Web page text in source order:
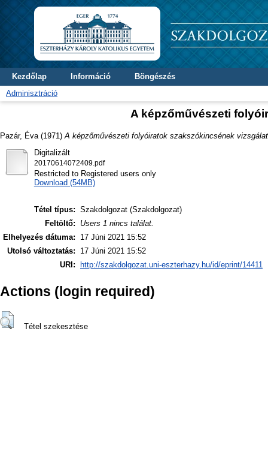
Kezdőlap Információ
Böngészés
Adminisztráció
A képzőművészeti
Pazár, Éva (1971) A képzőművészeti folyóiratok szakszókincsének
Digitalizált
20170614072409.pdf
Restricted to Registered users only
Download (54MB)
Tétel típus: Szakdolgozat (Szakdolgozat)
Feltöltő:
Users 1 nincs találat.
Elhelyezés dátuma:
17 Júni 2021 15:52
Utolsó változtatás:
17 Júni 2021 15:52
URI:
http://szakdolgozat.uni-eszterhazy.hu/id/eprint/14411
Actions (login required)
Tétel szekesztése